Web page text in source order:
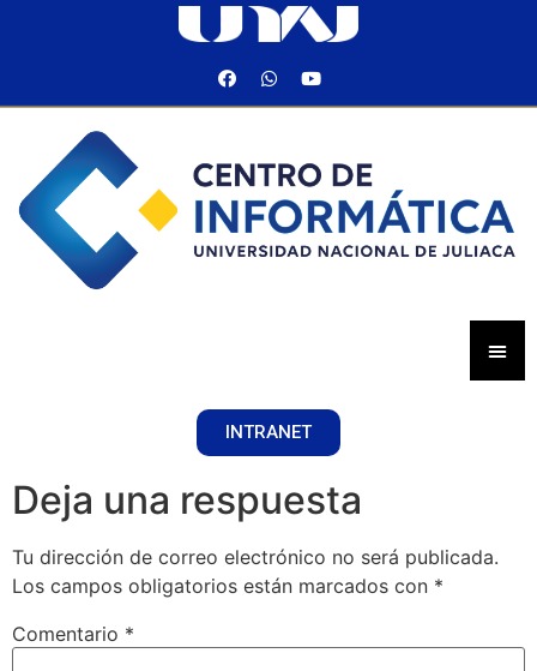
INTRANET
Deja una respuesta
Tu dirección de correo electrónico no será publicada.
Los campos obligatorios están marcados con *
Comentario *